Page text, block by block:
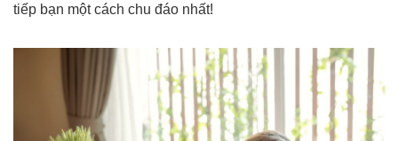
tiếp bạn một cách chu đáo nhất!